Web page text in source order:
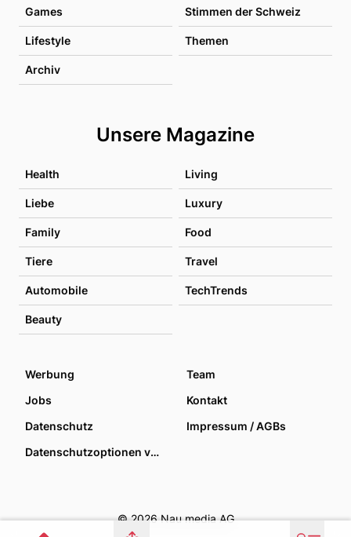
Games Stimmen der Schweiz
Lifestyle Themen
Archiv
Unsere Magazine
Health Living
Liebe Luxury
Family Food
Tiere Travel
Automobile TechTrends
Beauty
Werbung
Team
Jobs
Kontakt
Datenschutz
Impressum / AGBs
Datenschutzoptionen verwalten
© 2026 Nau media AG